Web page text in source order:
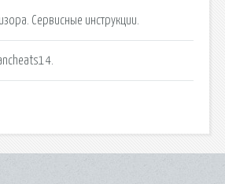
Сервисные инструкции.